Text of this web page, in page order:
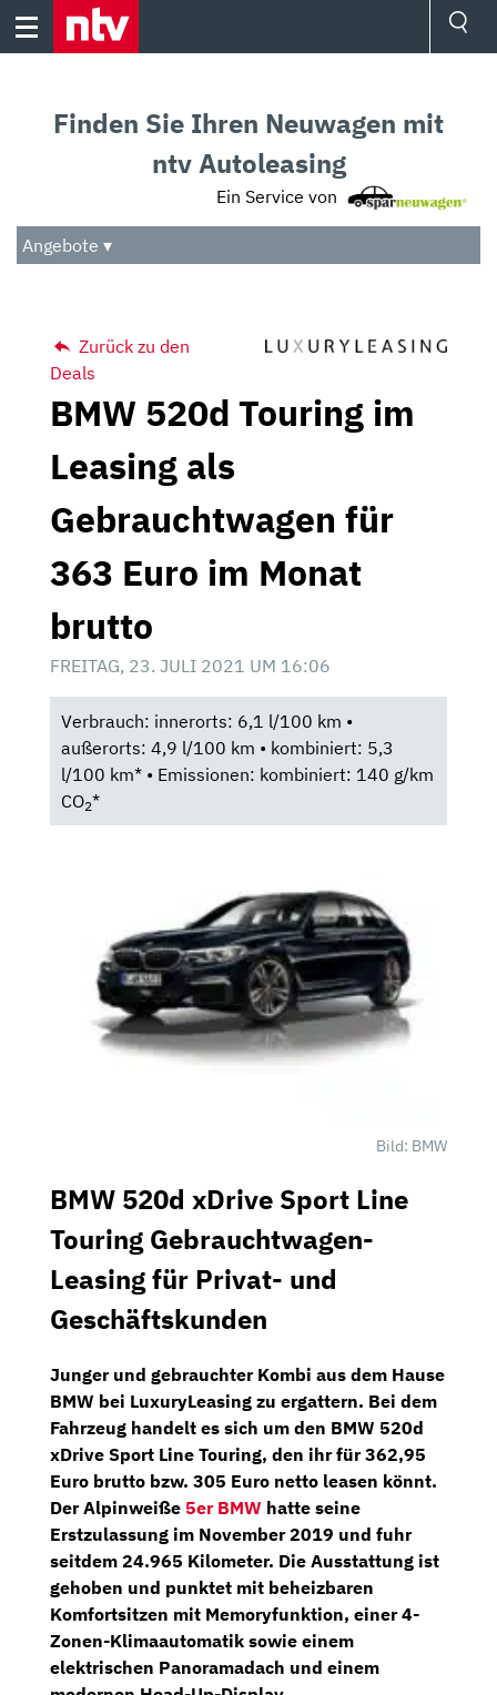
Skip
Audio
Das Beste
Finden Sie Ihren Neuwagen mit
ntv Autoleasing
Ein Service von
Angebote ▾
Zurück zu den
Deals
BMW 520d Touring im
Leasing als
Gebrauchtwagen für
363 Euro im Monat
brutto
FREITAG, 23. JULI 2021 UM 16:06
Verbrauch: innerorts: 6,1 l/100 km •
außerorts: 4,9 l/100 km • kombiniert: 5,3
l/100 km* • Emissionen: kombiniert: 140 g/km
CO2*
Bild: BMW
BMW 520d xDrive Sport Line
Touring Gebrauchtwagen-
Leasing für Privat- und
Geschäftskunden
Junger und gebrauchter Kombi aus dem Hause
BMW bei LuxuryLeasing zu ergattern. Bei dem
Fahrzeug handelt es sich um den BMW 520d
xDrive Sport Line Touring, den ihr für362,95
Euro brutto bzw. 305 Euro netto leasen könnt.
Der Alpinweiße 5er BMW hatte seine
Erstzulassung im November 2019 und fuhr
seitdem 24.965 Kilometer. Die Ausstattung ist
gehoben und punktet mit beheizbaren
Komfortsitzen mit Memoryfunktion, einer4-
Zonen-Klimaautomatik sowie einem
elektrischen Panoramadach und einem